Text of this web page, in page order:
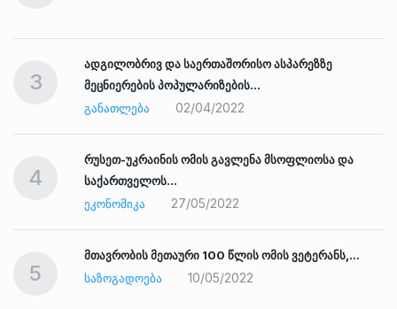
3
ადგილობრივ და საერთაშორისო ასპარეზზე
მეცნიერების პოპულარიზების…
ᲒᲐᲜᲐᲗᲚᲔᲑᲐ
02/04/2022
4
რუსეთ-უკრაინის ომის გავლენა მსოფლიოსა და
საქართველოს…
ᲔᲙᲝᲜᲝᲛᲘᲙᲐ
27/05/2022
5
მთავრობის მეთაური 100 წლის ომის ვეტერანს,…
ᲡᲐᲖᲝᲒᲐᲓᲝᲔᲑᲐ
10/05/2022